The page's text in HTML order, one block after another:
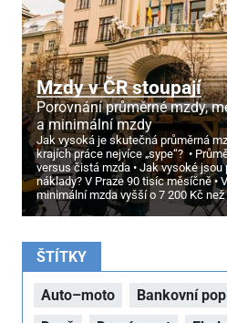
Mzdy v ČR stoupají
Porovnání průměrné mzdy,
a minimální mzdy
Jak vysoká je skutečná průměrná
krajích práce nejvíce „sype“?
versus čistá mzda
Jak vysoké jsou
náklady? V Praze 90 tisíc měsíčně
minimální mzda vyšší o 7 200 Kč
ŠTÍTKY
Auto–moto Bankovní